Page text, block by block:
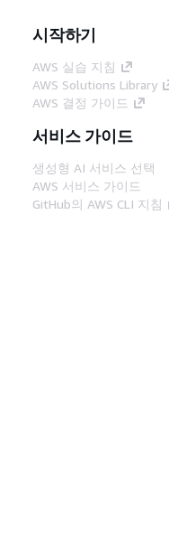
시작하기
AWS 실습 지침
AWS Solutions Library
AWS 결정 가이드
서비스 가이드
생성형 AI 서비스 선택
AWS 서비스 가이드
GitHub의 AWS CLI 지침